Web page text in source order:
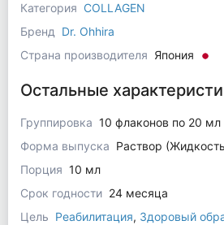
Категория COLLAGEN
Бренд
Dr. Ohhira
Страна производителя Япония
Остальные
Группировка 10 флаконов по 20 мл
Форма выпуска Раствор
Порция 10 мл
Срок годности 24 месяца
Цель Реабилитация, Здоровый